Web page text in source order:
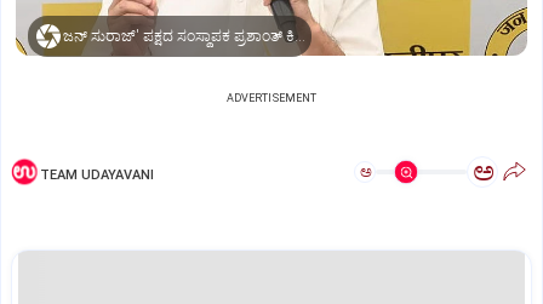
ಜನ್ ಸುರಾಜ್' ಪಕ್ಷದ ಸಂಸ್ಥಾಪಕ ಪ್ರಶಾಂತ್ ಕಿಶೋರ್.
ADVERTISEMENT
TEAM UDAYAVANI ಅ ಅ